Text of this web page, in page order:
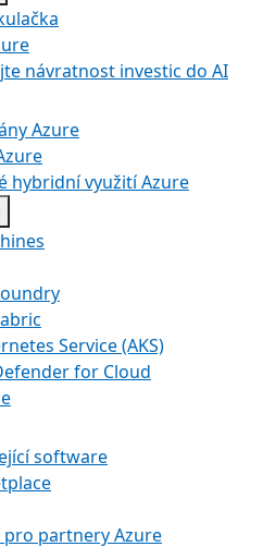
návratnost investic do AI
Azure
hybridní využití Azure
Service (AKS)
for Cloud
software
partnery Azure